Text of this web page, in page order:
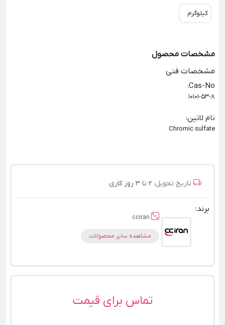
کیلوگرم
مشخصات محصول
مشخصات فنی
Cas-No
:
10101-53-8
نام لاتین:
Chromic sulfate
تاریخ تحویل: 2 تا 3 روز کاری
برند:
cciran
مشاهده سایر محصولات
تماس برای قیمت